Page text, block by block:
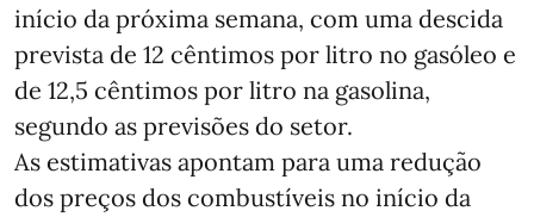
início da próxima semana, com uma descida
prevista de 12 cêntimos por litro no gasóleo e
de 12,5 cêntimos por litro na gasolina,
segundo as previsões do setor.
As estimativas apontam para uma redução
dos preços dos combustíveis no início da